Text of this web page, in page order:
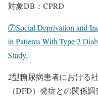
対象DB：CPRD
⑦Social Deprivation and
in Patients With Type 2
Study.
2型糖尿病患者における
（DFD）発症との関係調